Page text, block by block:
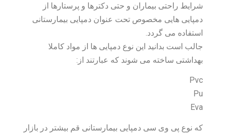
شرایط راحتی بیماران و حتی دکترها و پرستارها از
دمپایی هایی مخصوص تحت عنوان دمپایی بیمارستانی
استفاده می گردد.
جالب است بدانید این نوع دمپایی ها از مواد کاملا
بهداشتی ساخته می شوند که عبارتند از:
Pvc
Pu
Eva
که نوع پی وی سی دمپایی بیمارستانی قم بیشتر در بازار